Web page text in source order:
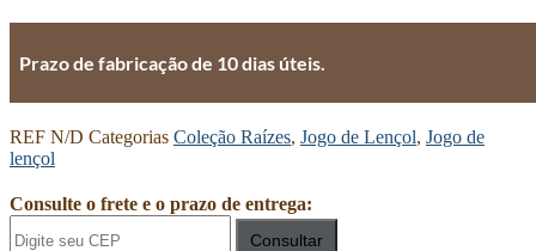
Prazo de fabricação de 10 dias úteis.
REF N/D Categorias Coleção Raízes, Jogo de Lençol, Jogo de
lençol
Consulte o frete e o prazo de entrega:
Consultar